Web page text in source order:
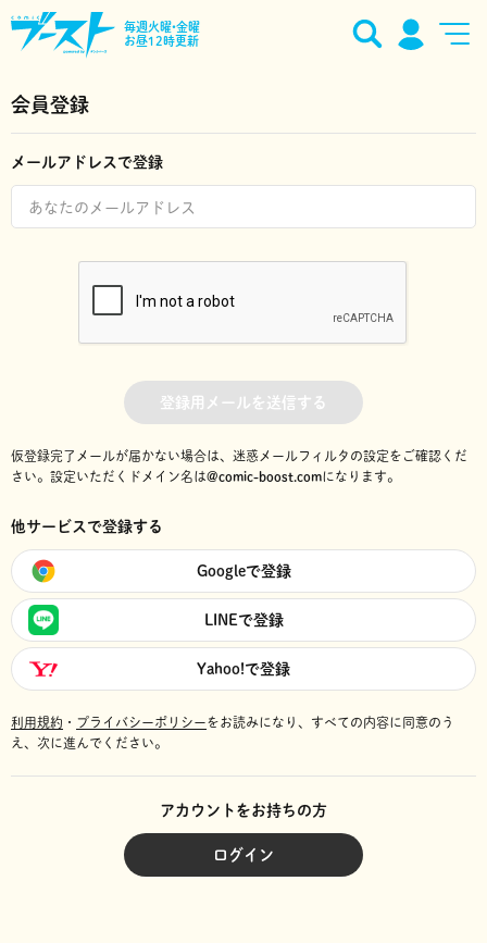
毎週火曜•金曜
お昼12時更新
会員登録
メールアドレスで登録
登録用メールを送信する
仮登録完了メールが届かない場合は、迷惑メールフィルタの設定をご確認くだ
さい。 設定いただくドメイン名は@comic-boost.comになります。
他サービスで登録する
Googleで登録
LINEで登録
Yahoo!で登録
利用規約 ・ プライバシーポリシーをお読みになり、 すべての内容に同意のう
え、次に進んでください。
アカウントをお持ちの方
ログイン